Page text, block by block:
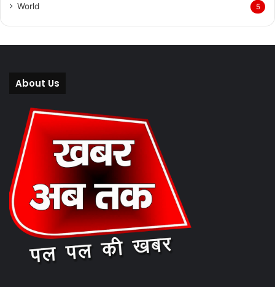
World 5
About Us